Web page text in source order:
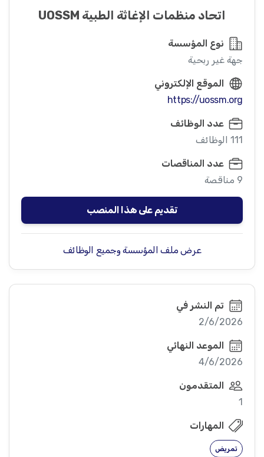
اتحاد منظمات الإغاثة الطبية UOSSM
نوع المؤسسة
جهة غير ربحية
الموقع الإلكتروني
https://uossm.org
عدد الوظائف
111 الوظائف
عدد المناقصات
9 مناقصة
تقديم على هذا المنصب
عرض ملف المؤسسة وجميع الوظائف
تم النشر في
2/6/2026
الموعد النهائي
4/6/2026
المتقدمون
1
المهارات
تمريض